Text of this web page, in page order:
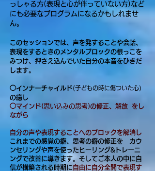
っしゃる方(表現と心が伴っていない方)など
にも必要なプログラムになるかもしれませ
ん。
このセッションでは、声を発することや会話、
表現をするときのメンタルブロックの​根っこを
みつけ、押さえ込んでいた自分の本音をひきだ
します。
◯インナーチャイルド(子どもの時に傷ついた心)
の癒し
◯マインド(思い込みの思考)の修正、解放 をし
ながら
自分の声や表現することへのブロックを解消し
これまでの感覚の癖、思考の癖の修正を カウ
ンセリングや声を使ったヒーリング&トレーニ
ングで改善に導きます。そしてご本人の中に自
信が構築される時期に自由に自分全開で表現す